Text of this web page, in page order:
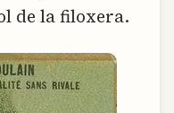
de la filoxera.